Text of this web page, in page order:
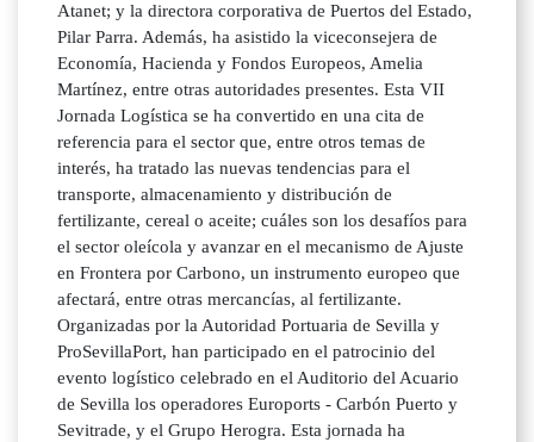
Atanet; y la directora corporativa de Puertos del Estado,
Pilar Parra. Además, ha asistido la viceconsejera de
Economía, Hacienda y Fondos Europeos, Amelia
Martínez, entre otras autoridades presentes. Esta VII
Jornada Logística se ha convertido en una cita de
referencia para el sector que, entre otros temas de
interés, ha tratado las nuevas tendencias para el
transporte, almacenamiento y distribución de
fertilizante, cereal o aceite; cuáles son los desafíos para
el sector oleícola y avanzar en el mecanismo de Ajuste
en Frontera por Carbono, un instrumento europeo que
afectará, entre otras mercancías, al fertilizante.
Organizadas por la Autoridad Portuaria de Sevilla y
ProSevillaPort, han participado en el patrocinio del
evento logístico celebrado en el Auditorio del Acuario
de Sevilla los operadores Euroports - Carbón Puerto y
Sevitrade, y el Grupo Herogra. Esta jornada ha